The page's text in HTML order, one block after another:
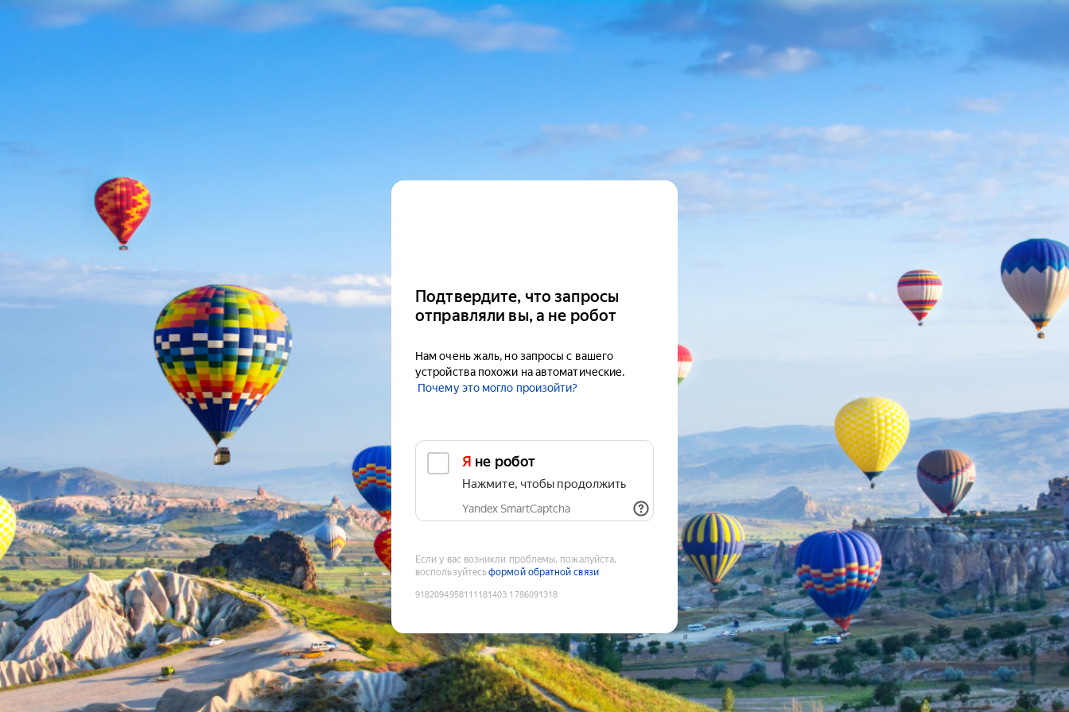
Подтвердите, что запросы
отправляли вы, а не робот
Нам очень жаль, но запросы с вашего
устройства похожи на автоматические.
Почему это могло произойти?
Я не робот
Нажмите, чтобы продолжить
Yandex SmartCaptcha
Если у вас возникли проблемы, пожалуйста,
воспользуйтесьформой обратной связи
9182094958111181403:1786091318